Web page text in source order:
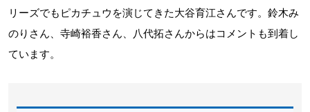
リーズでもピカチュウを演じてきた大谷育江さんです。鈴木み
のりさん、寺崎裕香さん、八代拓さんからはコメントも到着し
ています。